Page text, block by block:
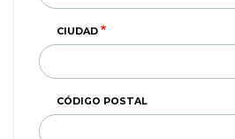
LINEA)
CIUDAD
CÓDIGO POSTAL